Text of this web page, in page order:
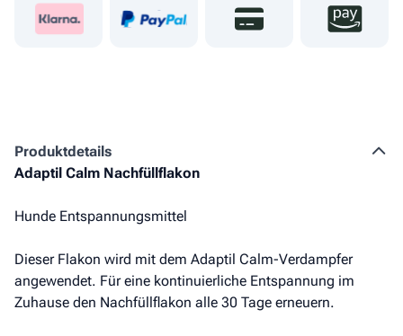
Produkt­details
Adaptil Calm Nachfüllflakon
Hunde Entspannungsmittel
Dieser Flakon wird mit dem Adaptil Calm-Verdampfer
angewendet. Für eine kontinuierliche Entspannung im
Zuhause den Nachfüllflakon alle 30 Tage erneuern.